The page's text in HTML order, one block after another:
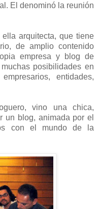
El denominó la reunión
arquitecta, que tiene
de amplio contenido
empresa y blog de
posibilidades en
entidades,
vino una chica,
un blog, animada por el
con el mundo de la